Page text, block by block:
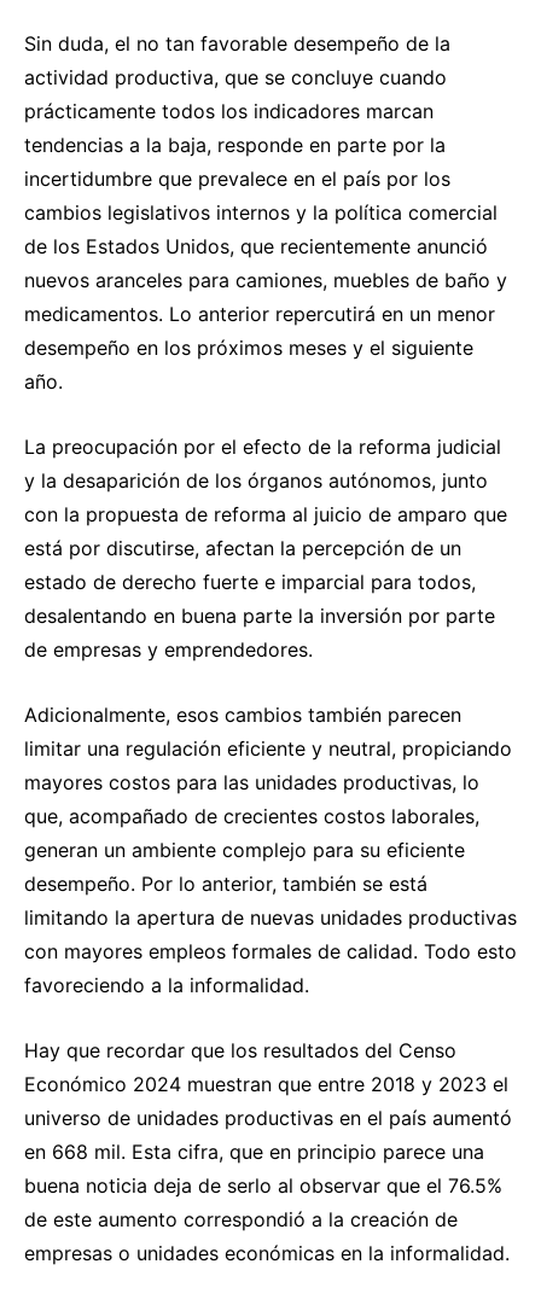
Sin duda, el no tan favorable desempeño de la
actividad productiva, que se concluye cuando
prácticamente todos los indicadores marcan
tendencias a la baja, responde en parte por la
incertidumbre que prevalece en el país por los
cambios legislativos internos y la política comercial
de los Estados Unidos, que recientemente anunció
nuevos aranceles para camiones, muebles de baño y
medicamentos. Lo anterior repercutirá en un menor
desempeño en los próximos meses y el siguiente
año.
La preocupación por el efecto de la reforma judicial
y la desaparición de los órganos autónomos, junto
con la propuesta de reforma al juicio de amparo que
está por discutirse, afectan la percepción de un
estado de derecho fuerte e imparcial para todos,
desalentando en buena parte la inversión por parte
de empresas y emprendedores.
Adicionalmente, esos cambios también parecen
limitar una regulación eficiente y neutral, propiciando
mayores costos para las unidades productivas, lo
que, acompañado de crecientes costos laborales,
generan un ambiente complejo para su eficiente
desempeño. Por lo anterior, también se está
limitando la apertura de nuevas unidades productivas
con mayores empleos formales de calidad. Todo esto
favoreciendo a la informalidad.
Hay que recordar que los resultados del Censo
Económico 2024 muestran que entre 2018 y 2023 el
universo de unidades productivas en el país aumentó
en 668 mil. Esta cifra, que en principio parece una
buena noticia deja de serlo al observar que el 76.5%
de este aumento correspondió a la creación de
empresas o unidades económicas en la informalidad.